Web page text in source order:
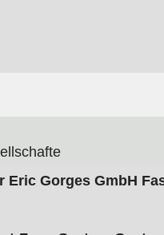
Eric Gorges GmbH